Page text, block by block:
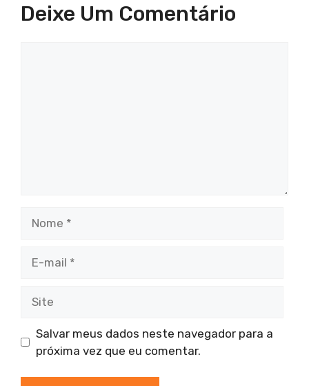
Deixe Um Comentário
mail
Salvar meus dados neste navegador para a
próxima vez que eu comentar.